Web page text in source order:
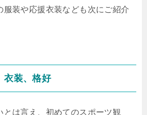
服装や応援衣装なども次にご紹介
衣装、格好
とは言え、初めてのスポーツ観